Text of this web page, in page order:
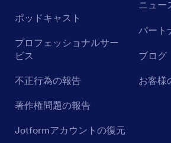
ポッドキャスト
プロフェッショナルサー
ビス
不正行為の報告
著作権問題の報告
Jotformアカウントの復元
ニュー
パート
ブログ
お客様